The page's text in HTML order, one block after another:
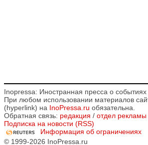
Inopressa: Иностранная пресса о
При любом использовании материалов
(hyperlink) на InoPressa.ru обязательна.
Обратная связь: редакция / отдел рекламы
Подписка на новости (RSS)
Информация об ограничениях
© 1999-2026 InoPressa.ru